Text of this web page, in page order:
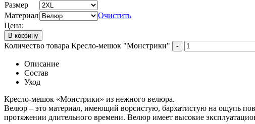
Размер
Материал
Очистить
Цена:
В корзину
Количество товара Кресло-мешок "Монстрики" -
Описание
Состав
Уход
Кресло-мешок «Монстрики» из нежного велюра.
Велюр – это материал, имеющий ворсистую, бархатистую на ощупь
протяжении длительного времени. Велюр имеет высокие